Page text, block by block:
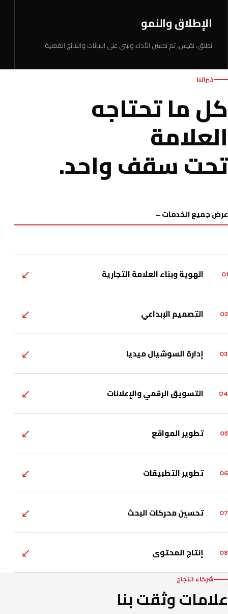
الإطلاق والنمو
نطلق، نقيس، ثم نحسن الأداء ونبني على البيانات والنتائج الفعلية.
خبراتنا
كل ما تحتاجه
العلامة
تحت سقف واحد.
عرض جميع الخدمات←
01 الهوية وبناء العلامة التجارية ↙
02 التصميم الإبداعي ↙
03 إدارة السوشيال ميديا ↙
04 التسويق الرقمي والإعلانات ↙
05 تطوير المواقع ↙
06 تطوير التطبيقات ↙
07 تحسين محركات البحث ↙
08 إنتاج المحتوى ↙
شركاء النجاح
علامات وثقت بنا